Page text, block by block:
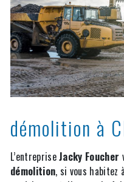
démolition à
L’entrepriseJacky Foucher
démolition, si vous habitez à